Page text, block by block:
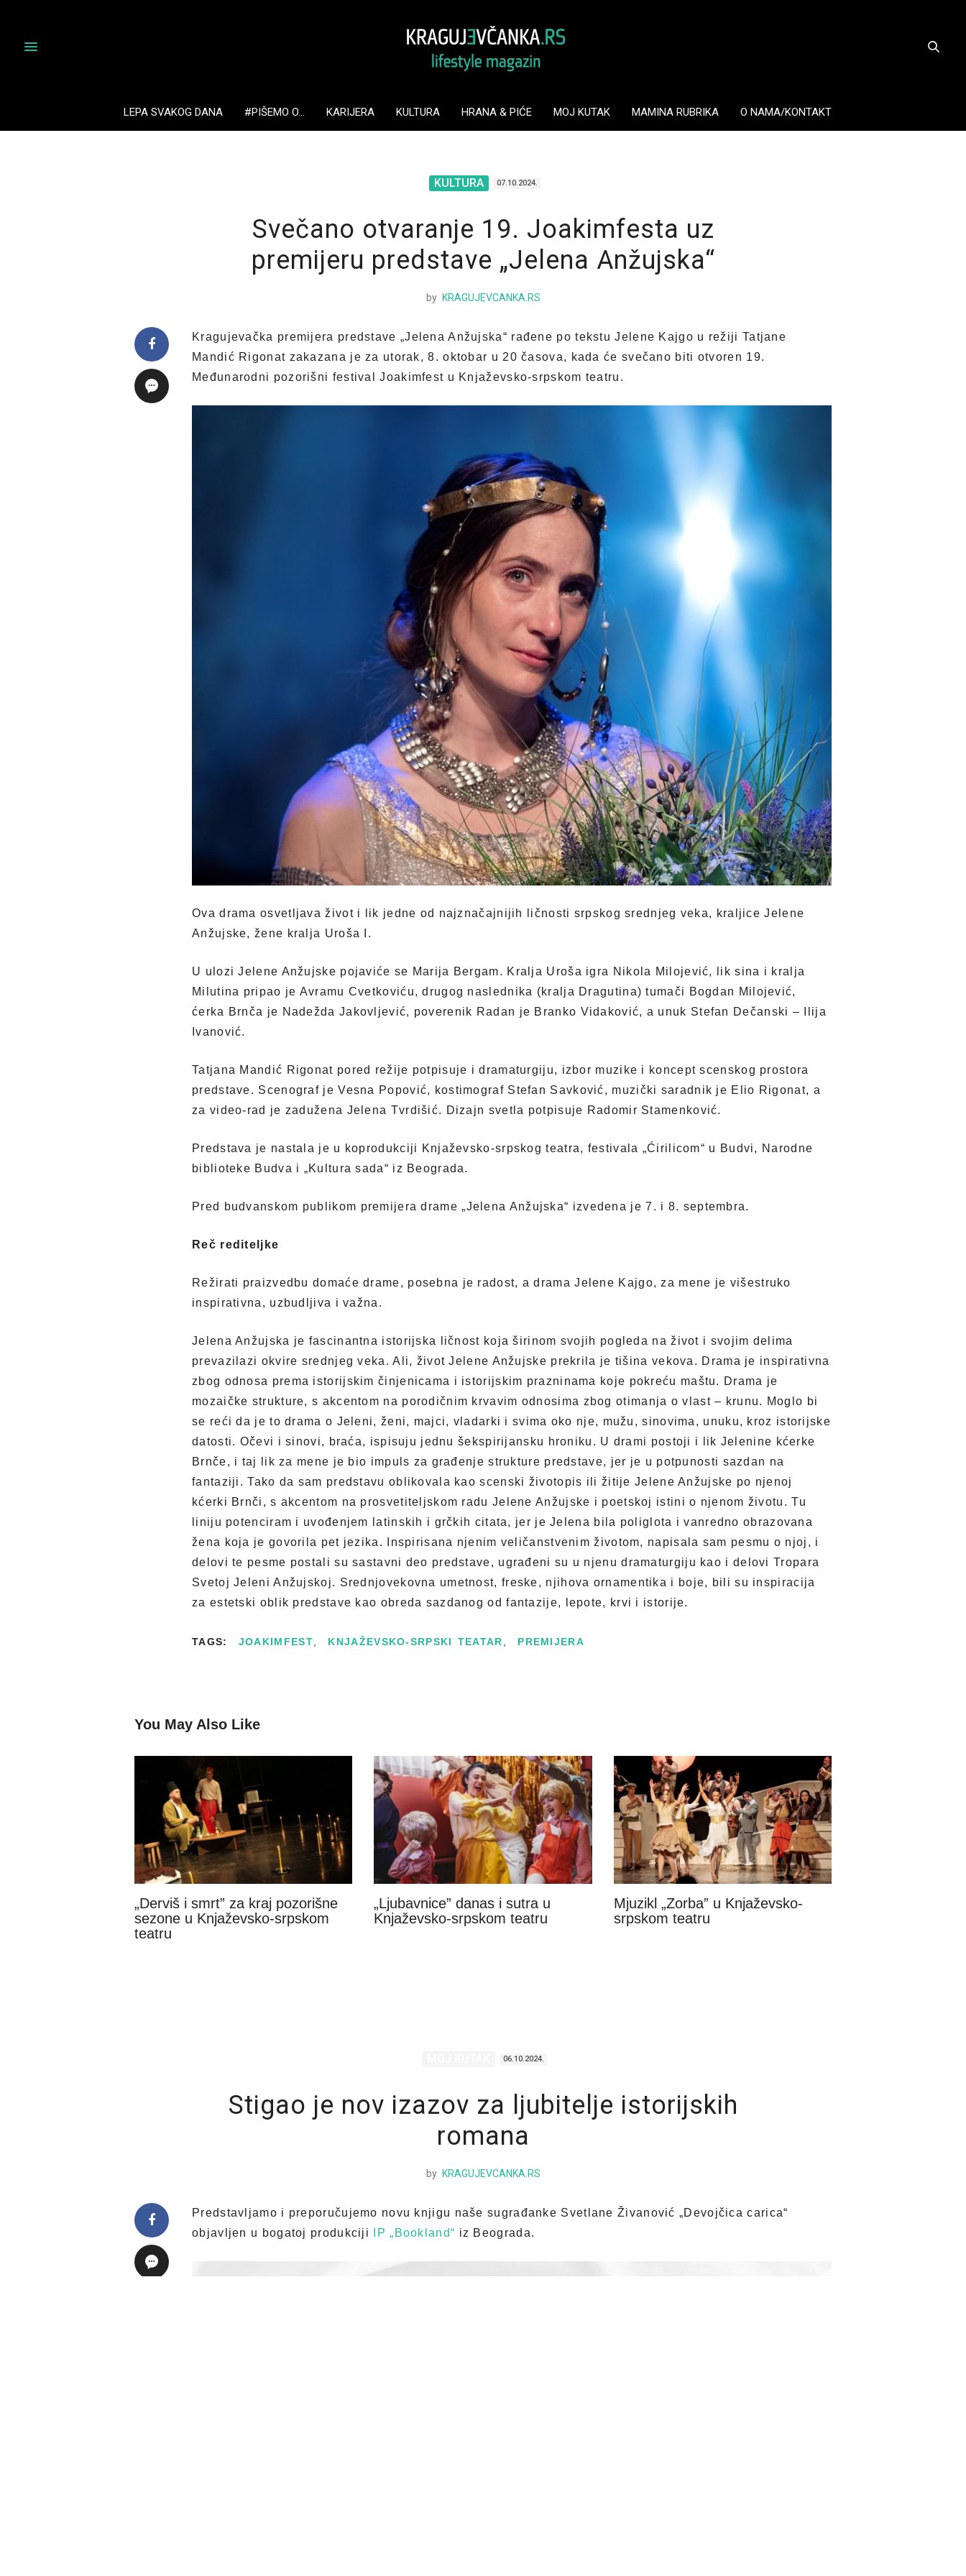
LEPA SVAKOG DANA #PIŠEMO O… KARIJERA KULTURA HRANA & PIĆE MOJ KUTAK MAMINA RUBRIKA O NAMA/KONTAKT
KULTURA 07.10.2024.
Svečano otvaranje 19. Joakimfesta uz
premijeru predstave „Jelena Anžujska“
by KRAGUJEVCANKA.RS
Kragujevačka premijera predstave „Jelena Anžujska“ rađene po tekstu Jelene Kajgo u režiji Tatjane
Mandić Rigonat zakazana je za utorak, 8. oktobar u 20 časova, kada će svečano biti otvoren 19.
Međunarodni pozorišni festival Joakimfest u Knjaževsko-srpskom teatru.
Ova drama osvetljava život i lik jedne od najznačajnijih ličnosti srpskog srednjeg veka, kraljice Jelene
Anžujske, žene kralja Uroša I.
U ulozi Jelene Anžujske pojaviće se Marija Bergam. Kralja Uroša igra Nikola Milojević, lik sina i kralja
Milutina pripao je Avramu Cvetkoviću, drugog naslednika (kralja Dragutina) tumači Bogdan Milojević,
ćerka Brnča je Nadežda Jakovljević, poverenik Radan je Branko Vidaković, a unuk Stefan Dečanski – Ilija
Ivanović.
Tatjana Mandić Rigonat pored režije potpisuje i dramaturgiju, izbor muzike i koncept scenskog prostora
predstave. Scenograf je Vesna Popović, kostimograf Stefan Savković, muzički saradnik je Elio Rigonat, a
za video-rad je zadužena Jelena Tvrdišić. Dizajn svetla potpisuje Radomir Stamenković.
Predstava je nastala je u koprodukciji Knjaževsko-srpskog teatra, festivala „Ćirilicom“ u Budvi, Narodne
biblioteke Budva i „Kultura sada“ iz Beograda.
Pred budvanskom publikom premijera drame „Jelena Anžujska“ izvedena je 7. i 8. septembra.
Reč rediteljke
Režirati praizvedbu domaće drame, posebna je radost, a drama Jelene Kajgo, za mene je višestruko
inspirativna, uzbudljiva i važna.
Jelena Anžujska je fascinantna istorijska ličnost koja širinom svojih pogleda na život i svojim delima
prevazilazi okvire srednjeg veka. Ali, život Jelene Anžujske prekrila je tišina vekova. Drama je inspirativna
zbog odnosa prema istorijskim činjenicama i istorijskim prazninama koje pokreću maštu. Drama je
mozaičke strukture, s akcentom na porodičnim krvavim odnosima zbog otimanja o vlast – krunu. Moglo bi
se reći da je to drama o Jeleni, ženi, majci, vladarki i svima oko nje, mužu, sinovima, unuku, kroz istorijske
datosti. Očevi i sinovi, braća, ispisuju jednu šekspirijansku hroniku. U drami postoji i lik Jelenine kćerke
Brnče, i taj lik za mene je bio impuls za građenje strukture predstave, jer je u potpunosti sazdan na
fantaziji. Tako da sam predstavu oblikovala kao scenski životopis ili žitije Jelene Anžujske po njenoj
kćerki Brnči, s akcentom na prosvetiteljskom radu Jelene Anžujske i poetskoj istini o njenom životu. Tu
liniju potenciram i uvođenjem latinskih i grčkih citata, jer je Jelena bila poliglota i vanredno obrazovana
žena koja je govorila pet jezika. Inspirisana njenim veličanstvenim životom, napisala sam pesmu o njoj, i
delovi te pesme postali su sastavni deo predstave, ugrađeni su u njenu dramaturgiju kao i delovi Tropara
Svetoj Jeleni Anžujskoj. Srednjovekovna umetnost, freske, njihova ornamentika i boje, bili su inspiracija
za estetski oblik predstave kao obreda sazdanog od fantazije, lepote, krvi i istorije.
TAGS: JOAKIMFEST KNJAŽEVSKO-SRPSKI TEATAR PREMIJERA
You May Also Like
„Derviš i smrt” za kraj pozorišne
sezone u Knjaževsko-srpskom
teatru
„Ljubavnice” danas i sutra u
Knjaževsko-srpskom teatru
Mjuzikl „Zorba” u Knjaževsko-
srpskom teatru
06.10.2024.
Stigao je nov izazov za ljubitelje istorijskih
romana
by KRAGUJEVCANKA.RS
Predstavljamo i preporučujemo novu knjigu naše sugrađanke Svetlane Živanović „Devojčica carica“
objavljen u bogatoj produkciji
IP „Bookland“ iz Beograda.